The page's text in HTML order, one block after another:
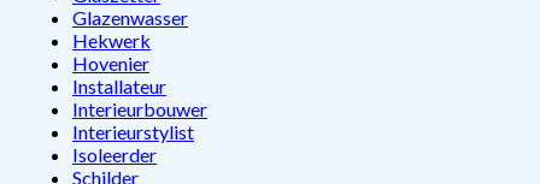
Glazenwasser
Hekwerk
Hovenier
Installateur
Interieurbouwer
Interieurstylist
Isoleerder
Schilder